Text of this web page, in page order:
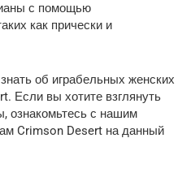
с помощью
как прически и
об играбельных женских
Если вы хотите взглянуть
ознакомьтесь с нашим
Crimson Desert на данный